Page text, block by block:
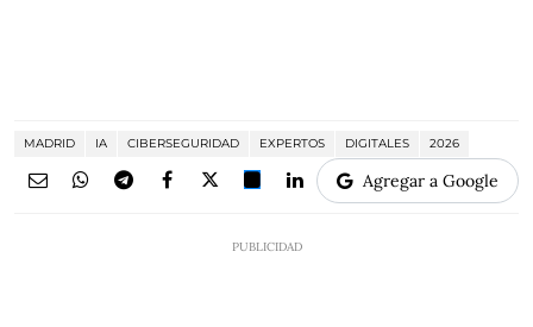
MADRID IA CIBERSEGURIDAD EXPERTOS DIGITALES 2026
Agregar a Google